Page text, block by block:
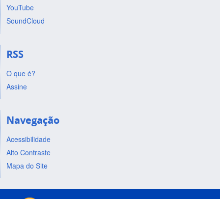
YouTube
SoundCloud
RSS
O que é?
Assine
Navegação
Acessibilidade
Alto Contraste
Mapa do Site